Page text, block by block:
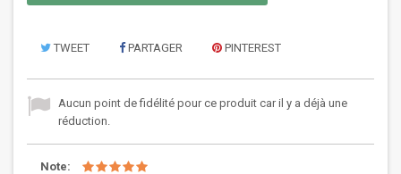
TWEET PARTAGER PINTEREST
Aucun point de fidélité pour ce produit car il y a déjà une
réduction.
Note: